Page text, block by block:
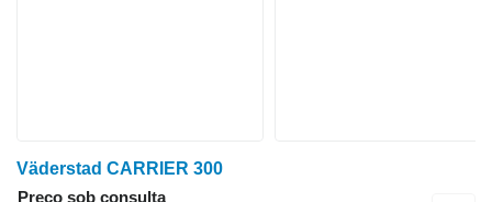
Väderstad CARRIER 300
Preço sob consulta